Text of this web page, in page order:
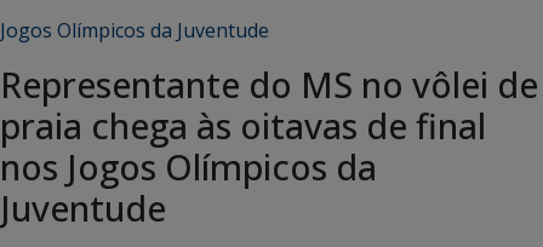
Jogos Olímpicos da Juventude
Representante do MS no vôlei de
praia chega às oitavas de final
nos Jogos Olímpicos da
Juventude